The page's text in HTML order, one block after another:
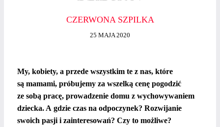
CZERWONA SZPILKA
25 MAJA 2020
My, kobiety, a przede wszystkim te z nas, które
są mamami, próbujemy za wszelką cenę pogodzić
ze sobą pracę, prowadzenie domu z wychowywaniem
dziecka. A gdzie czas na odpoczynek? Rozwijanie
swoich pasji i zainteresowań? Czy to możliwe?